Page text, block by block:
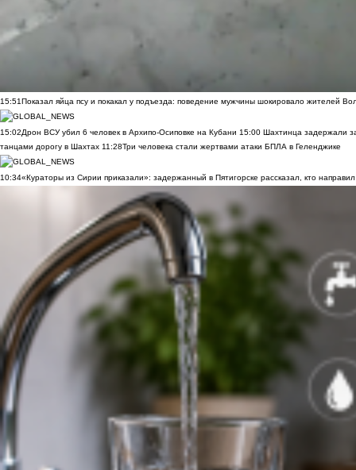
15:51Показал яйца псу и покакал у подъезда: поведение мужчины шокировало жителей
15:02Дрон ВСУ убил 6 человек в Архипо-Осиповке на Кубани 15:00 Шахтинца задержали
танцами дорогу в Шахтах 11:28Три человека стали жертвами атаки БПЛА в Геленджике
10:34«Кураторы из Сирии приказали»: задержанный в Пятигорске рассказал, кто направил